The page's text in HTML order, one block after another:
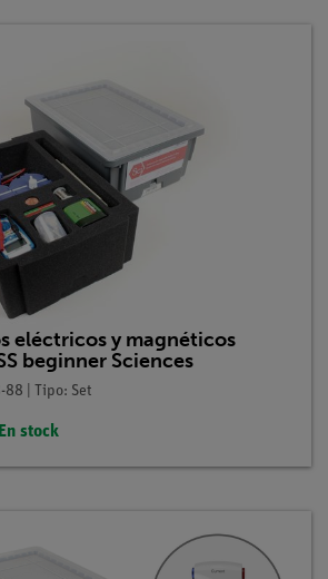
eléctricos y magnéticos
beginner Sciences
88 | Tipo: Set
En stock